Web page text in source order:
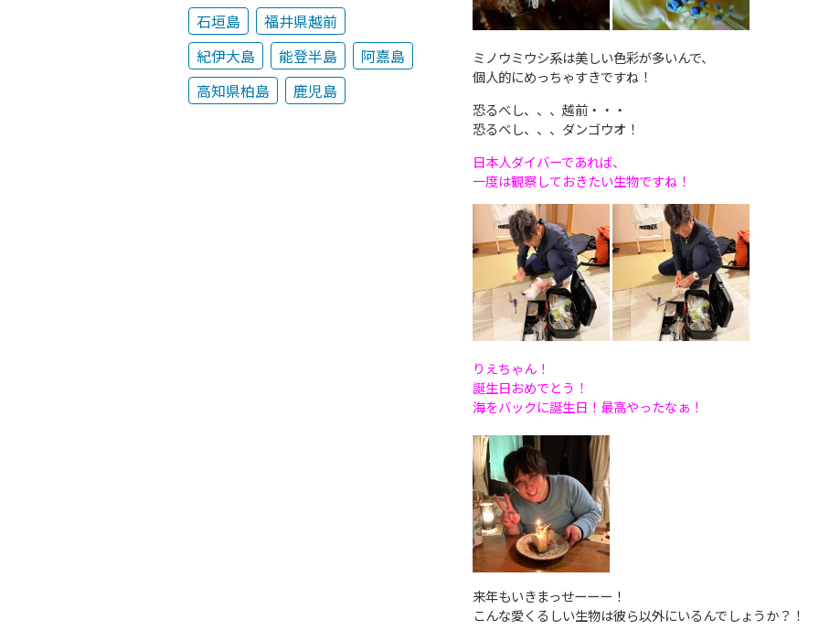
ミノウミウシ系は美しい色彩が多いんで、
個人的にめっちゃすきですね！
恐るべし、、、越前・・・
恐るべし、、、ダンゴウオ！
日本人ダイバーであれば、
一度は観察しておきたい生物ですね！
りえちゃん！
誕生日おめでとう！
海をバックに誕生日！最高やったなぁ！
来年もいきまっせーーー！
こんな愛くるしい生物は彼ら以外にいるんでしょうか？！
石垣島
福井県越前
紀伊大島
能登半島
阿嘉島
高知県柏島
鹿児島